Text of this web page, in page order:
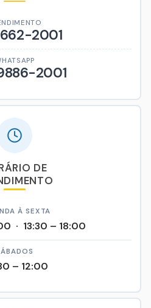
2001
2001
DE
À SEXTA
· 13:30 – 18:00
– 12:00